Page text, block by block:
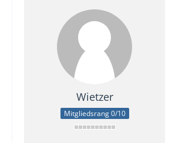
Wietzer
Mitgliedsrang 0/10